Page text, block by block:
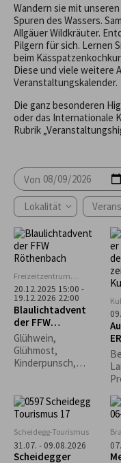
Wandern sie mit
Spuren des Wassers.
Allgäuer Wildkräuter.
Pilgern für sich. Lernen
beim
Diese und viele weitere
Veranstaltungskalender.
Die ganz besonderen
oder das Internationale
Rubrik
Von
Lokalität
Freizeitzentrum
Rentershofen
20.12.2025 15:00 -
19.12.2026 22:00
Blaulichtadvent
der FFW
Röthenbach
Glühwein,
Glühmost,
Kinderpunsch,
Schmalzbrote
Scheidegg-Tourismus
31.07. - 09.08.2026
Scheidegger